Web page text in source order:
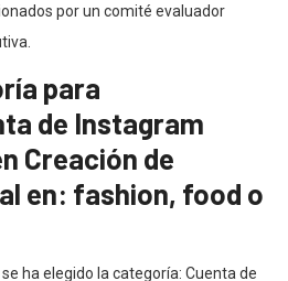
por un comité evaluador
para
de Instagram
Creación de
en: fashion, food o
ha elegido la categoría: Cuenta de